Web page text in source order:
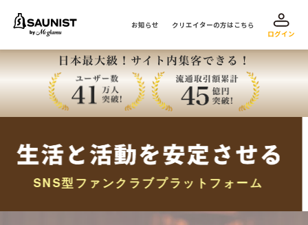
お知らせ
クリエイターの方はこちら
ログイン